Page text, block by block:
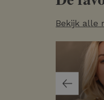
Bekijk alle